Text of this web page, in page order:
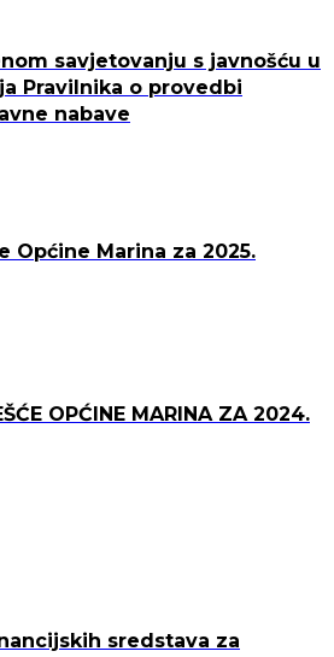
savjetovanju s javnošću u
Pravilnika o provedbi
nabave
Općine Marina za 2025.
OPĆINE MARINA ZA 2024.
sredstava za